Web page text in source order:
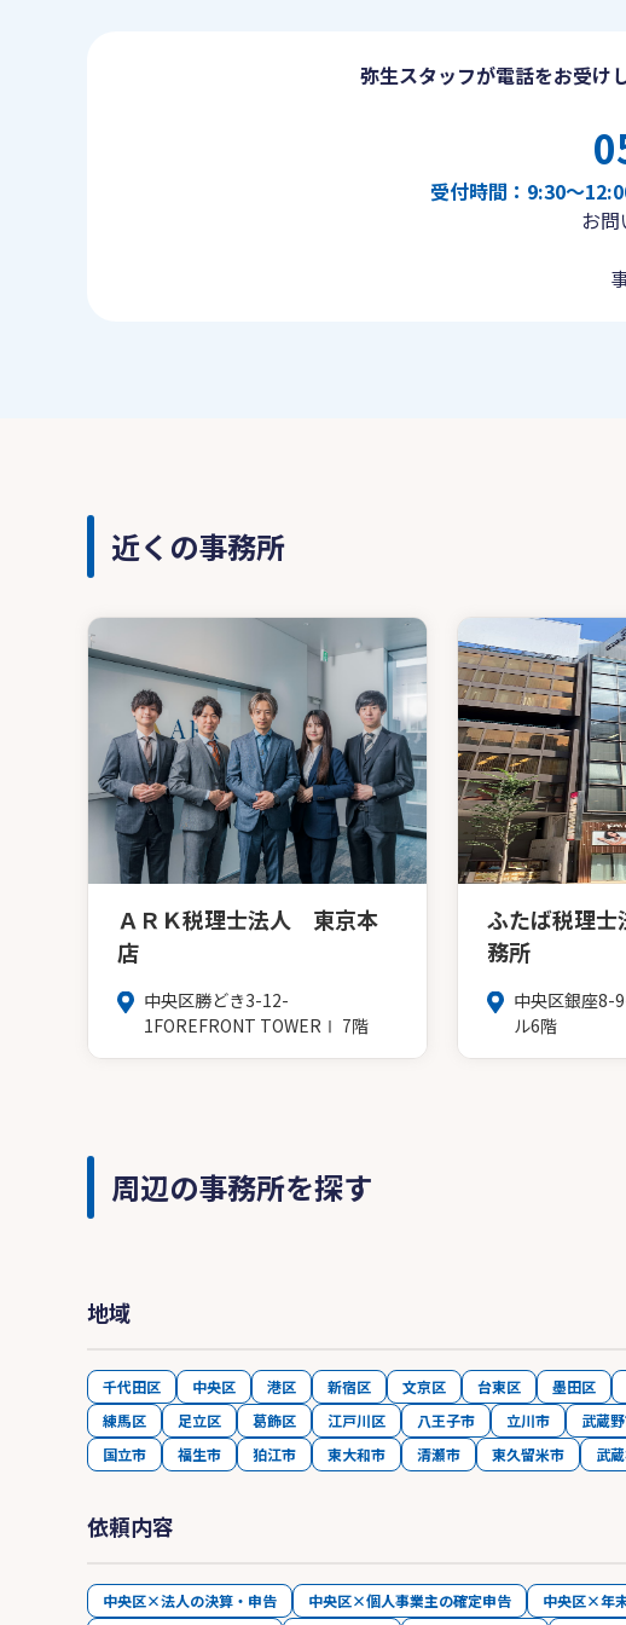
弥生スタッフが電話をお受け
受付時間：9:30〜
お問
近くの事務所
ＡＲＫ税理士法人 東京本
店
中央区勝どき3-12-
1FOREFRONT TOWERⅠ 7階
ふたば税理
務所
中央区銀座8-
ル6階
周辺の事務所を探す
地域
千代田区 中央区 港区 新宿区 文京区 台東区 墨田区
練馬区
足立区 葛飾区 江戸川区 八王子市 立川市 武蔵
国立市
福生市 狛江市 東大和市 清瀬市 東久留米市 武
依頼内容
中央区×法人の決算・申告 中央区×個人事業主の確定申告 中央区×年